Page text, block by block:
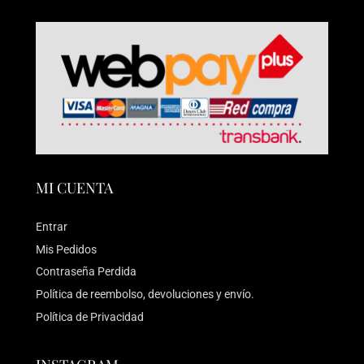
MI CUENTA
Entrar
Mis Pedidos
Contraseña Perdida
Política de reembolso, devoluciones y envío.
Política de Privacidad